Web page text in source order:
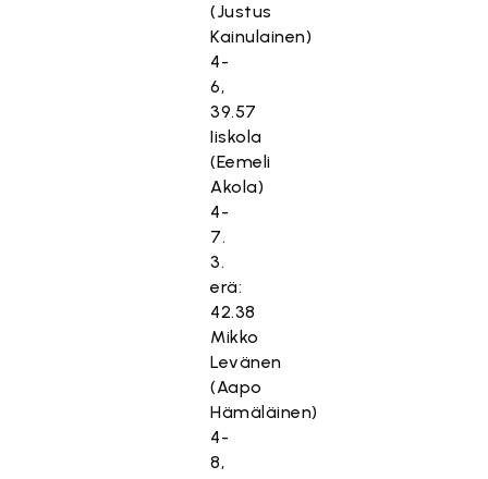
(Justus
Kainulainen)
4-
6,
39.57
Iiskola
(Eemeli
Akola)
4-
7.
3.
erä:
42.38
Mikko
Levänen
(Aapo
Hämäläinen)
4-
8,